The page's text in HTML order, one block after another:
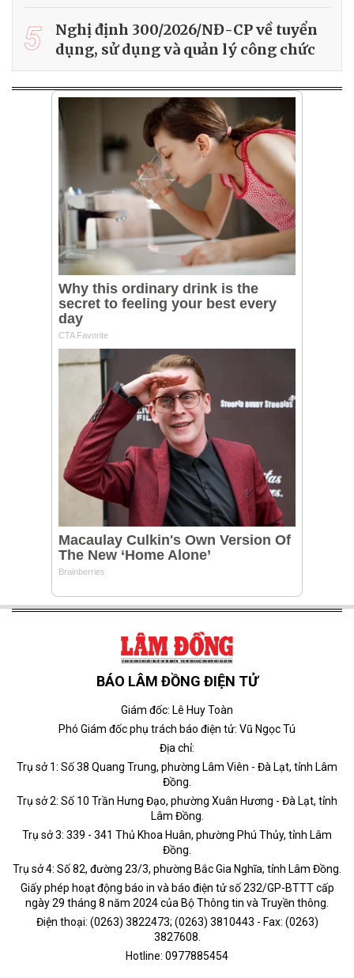
5
Nghị định 300/2026/NĐ-CP về tuyển
dụng, sử dụng và quản lý công chức
BÁO LÂM ĐỒNG ĐIỆN TỬ
Giám đốc: Lê Huy Toàn
Phó Giám đốc phụ trách báo điện tử: Vũ Ngọc Tú
Địa chỉ:
Trụ sở 1: Số 38 Quang Trung, phường Lâm Viên - Đà Lạt, tỉnh Lâm
Đồng.
Trụ sở 2: Số 10 Trần Hưng Đạo, phường Xuân Hương - Đà Lạt, tỉnh
Lâm Đồng.
Trụ sở 3: 339 - 341 Thủ Khoa Huân, phường Phú Thủy, tỉnh Lâm
Đồng.
Trụ sở 4: Số 82, đường 23/3, phường Bắc Gia Nghĩa, tỉnh Lâm Đồng.
Giấy phép hoạt động báo in và báo điện tử số 232/GP-BTTT cấp
ngày 29 tháng 8 năm 2024 của Bộ Thông tin và Truyền thông.
Điện thoại: (0263) 3822473; (0263) 3810443 - Fax: (0263)
3827608.
Hotline: 0977885454